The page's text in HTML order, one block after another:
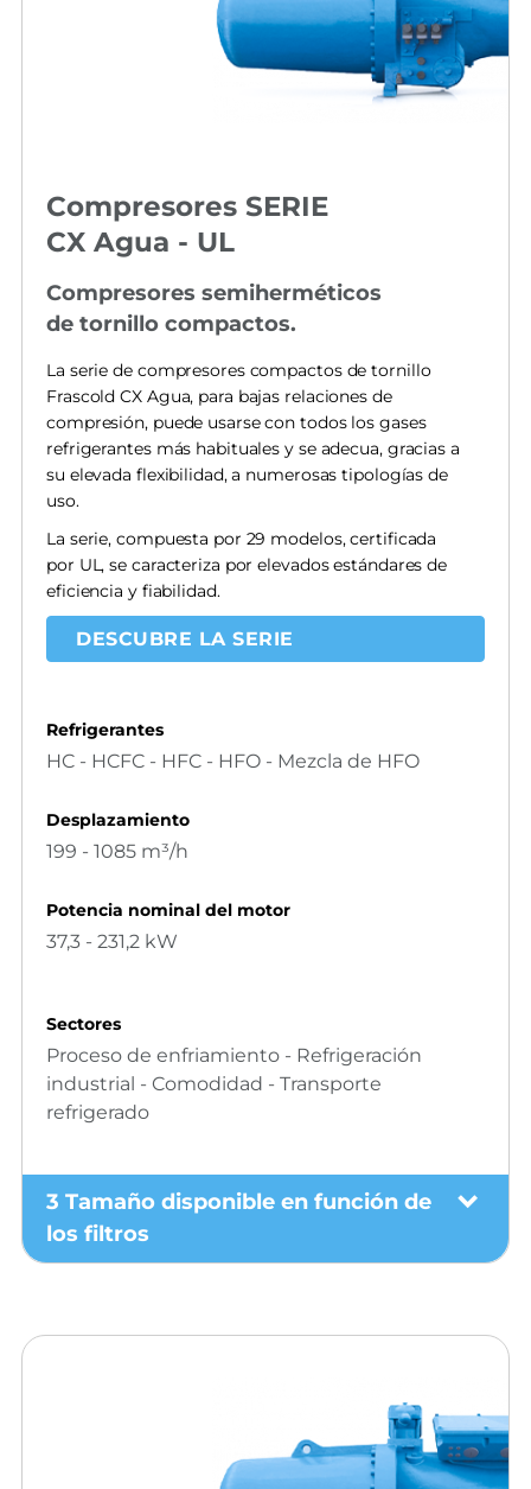
Compresores SERIE
CX Agua - UL
Compresores semiherméticos
de tornillo compactos.
La serie de compresores compactos de tornillo
Frascold CX Agua, para bajas relaciones de
compresión, puede usarse con todos los gases
refrigerantes más habituales y se adecua, gracias a
su elevada flexibilidad, a numerosas tipologías de
uso.
La serie, compuesta por 29 modelos, certificada
por UL, se caracteriza por elevados estándares de
eficiencia y fiabilidad.
DESCUBRE LA SERIE
Refrigerantes
HC - HCFC - HFC - HFO - Mezcla de HFO
Desplazamiento
199 - 1085 m³/h
Potencia nominal del motor
37,3 - 231,2 kW
Sectores
Proceso de enfriamiento - Refrigeración
industrial - Comodidad - Transporte
refrigerado
3 Tamaño disponible en función de
los filtros